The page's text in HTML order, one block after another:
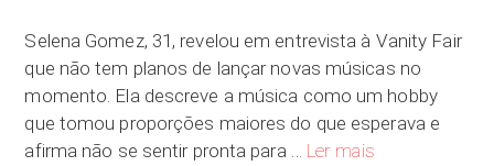
Selena Gomez, 31, revelou em entrevista à Vanity Fair
que não tem planos de lançar novas músicas no
momento. Ela descreve a música como um hobby
que tomou proporções maiores do que esperava e
afirma não se sentir pronta para … Ler mais